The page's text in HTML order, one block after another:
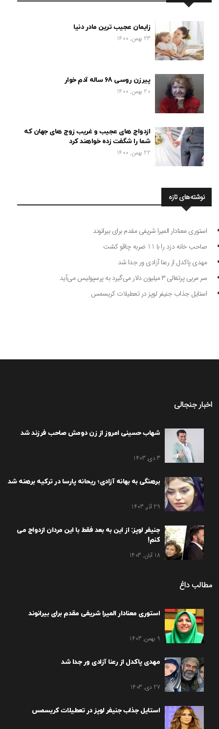
زایمان عجیب ترین مادر دنیا
23 بهمن, 1400
پیرزن روسی 68 ساله آدم خوار
20 بهمن, 1400
ازدواج های عجیب و غریب زوج های جهان که
شما را شگفت زده خواهند کرد
22 بهمن, 1400
نوشته‌های تازه
استوری معنادار المیرا شریفی مقدم برای بیرانوند
صاحب خانه دزد را با 11 ضربه چاقو کشت
مهدی پاکدل از رعنا آزادی ور جدا شد
سر مربی پرتغالی ۳ میلیون دلار می‌گیرد به پرسپولیس می‌آید
استایل جذاب جنیفر لوپز در تعطیلات کریسمس
اخبار جنجالی
شهاب حسینی امروز از زن دومش صاحب فرزند شد
3 دی, 1403
برهنگی به بهانه آزادی؛ ریحانه پارسا در ترکیه برهنه شد
29 آذر, 1403
جنیفر لوپز: از این به بعد فقط با این مردان ازدواج می
کنم!
18 آبان, 1403
مطالب داغ
استوری معنادار المیرا شریفی مقدم برای بیرانوند
9 بهمن, 1403
مهدی پاکدل از رعنا آزادی ور جدا شد
27 دی, 1403
استایل جذاب جنیفر لوپز در تعطیلات کریسمس